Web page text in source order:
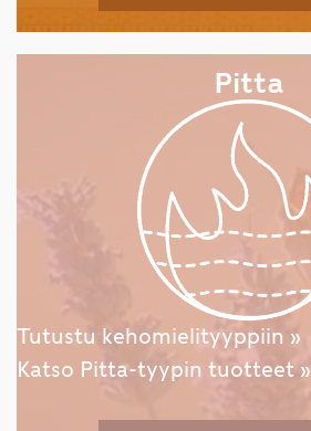
Pitta
Tutustu kehomielityyppiin »
Katso Pitta-tyypin tuotteet »